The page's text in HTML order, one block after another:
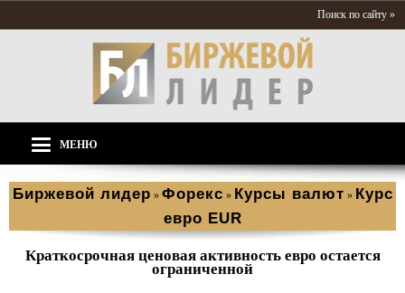
Поиск по сайту »
МЕНЮ
Биржевой лидер » Форекс » Курсы валют » Курс
евро EUR
Краткосрочная ценовая активность евро остается
ограниченной